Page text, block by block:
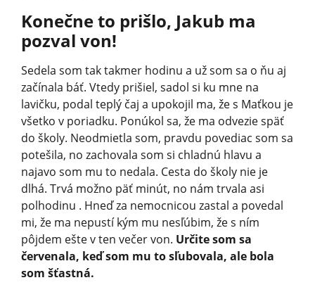
Konečne to prišlo, Jakub ma
pozval von!
Sedela som tak takmer hodinu a už som sa o ňu aj
začínala báť. Vtedy prišiel, sadol si ku mne na
lavičku, podal teplý čaj a upokojil ma, že s Maťkou je
všetko v poriadku. Ponúkol sa, že ma odvezie späť
do školy. Neodmietla som, pravdu povediac som sa
potešila, no zachovala som si chladnú hlavu a
najavo som mu to nedala. Cesta do školy nie je
dlhá. Trvá možno päť minút, no nám trvala asi
polhodinu . Hneď za nemocnicou zastal a povedal
mi, že ma nepustí kým mu nesľúbim, že s ním
pôjdem ešte v ten večer von. Určite som sa
červenala, keď som mu to sľubovala, ale bola
som šťastná.